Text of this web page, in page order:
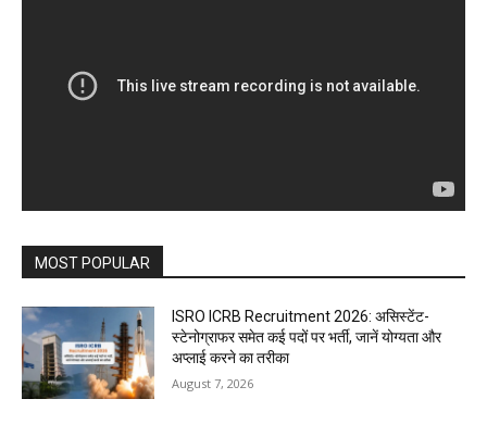
MOST POPULAR
ISRO ICRB Recruitment 2026: असिस्टेंट-
स्टेनोग्राफर समेत कई पदों पर भर्ती, जानें योग्यता और
अप्लाई करने का तरीका
August 7, 2026